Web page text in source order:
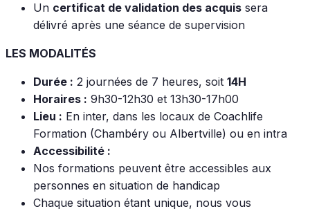
Un certificat de validation des acquis sera
délivré après une séance de supervision
LES MODALITÉS
Durée : 2 journées de 7 heures, soit 14H
Horaires : 9h30-12h30 et 13h30-17h00
Lieu : En inter, dans les locaux de Coachlife
Formation (Chambéry ou Albertville) ou en intra
Accessibilité :
Nos formations peuvent être accessibles aux
personnes en situation de handicap
Chaque situation étant unique, nous vous